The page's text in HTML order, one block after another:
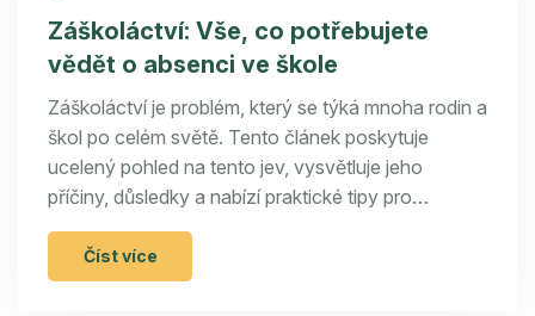
Záškoláctví: Vše, co potřebujete
vědět o absenci ve škole
Záškoláctví je problém, který se týká mnoha rodin a
škol po celém světě. Tento článek poskytuje
ucelený pohled na tento jev, vysvětluje jeho
příčiny, důsledky a nabízí praktické tipy pro
prevenci a řešení. Zabýváme se i tím, jaký dopad
může mít záškoláctví na život dítěte a jaké kroky
mohou podniknout rodiče a pedagogové k
Číst více